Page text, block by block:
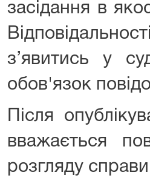
засідання в
з’явитись у
обов'язок
Після
вважається
розгляду